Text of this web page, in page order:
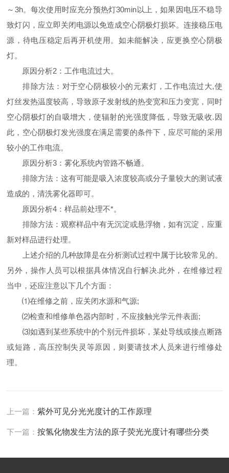
～3h。每次使用时应充分预热灯30min以上，如果因电压不稳导
致灯闪，应立即关闭电源以免造成空心阴极灯损坏。连接稳压电
源，待电压稳定后再开机使用。如未能解决，应更换空心阴极
灯。
原因分析2：工作电流过大。
排除方法：对于空心阴极较小的元素灯，工作电流过大,使
灯丝发热温度较高，导致原子发射线的热变宽和压力变宽，同时
空心阴极灯的自吸增大，使辐射的光强度降低，导致无吸收.因
此，空心阴极灯发光强度在满足需要的条件下，应尽可能的采用
较小的工作电流。
原因分析3：雾化系统内管路不畅通。
排除方法：这有可能是吸入浓度较高或分子量较大的测试液
造成的，清洗雾化器即可。
原因分析4：样品前处理不*。
排除方法：观察样品中有无沉淀或悬浮物，如有沉淀，应重
新对样品进行处理。
上述介绍的几种故障是在分析测试过程中属于比较常见的。
另外，操作人员可以根据具体情况自行解决.此外，在维修过程
当中，还应注意以下几个方面：
⑴在维修之前，应关闭水源和气源;
⑵检查和维修单色器内部时，不应接触光学元件表面;
⑶如遇到某些系统中的个别元件损坏，某处导线或接点断路
或短路，高压控制失灵等原因，则要请技术人员来进行维修处
理。
上一篇：紫外可见分光光度计的工作原理
下一篇：按氢化物发生方法的原子荧光光度计有哪些分类